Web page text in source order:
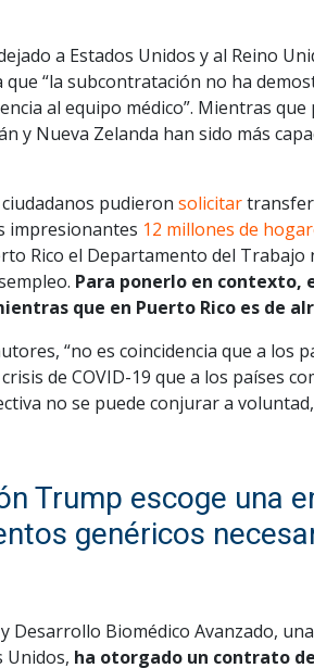
a Estados Unidos y al Reino
que “la subcontratación no ha
al equipo médico”. Mientras
y Nueva Zelanda han sido más
pudieron solicitar
impresionantes 12 millones de
Rico el Departamento del
Para ponerlo en contexto,
que en Puerto Rico es de
“no es coincidencia que a los
de COVID-19 que a los países
no se puede conjurar a
Trump escoge una
genéricos
Desarrollo Biomédico Avanzado,
Unidos, ha otorgado un contrato